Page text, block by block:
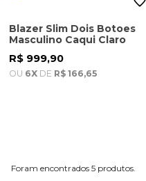
Blazer Slim Dois Botoes
Masculino Caqui Claro
R$ 999,90
OU 6X DE R$ 166,65
5